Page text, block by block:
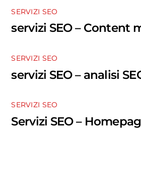
SERVIZI SEO
servizi SEO – Content
SERVIZI SEO
servizi SEO – analisi
SERVIZI SEO
Servizi SEO –